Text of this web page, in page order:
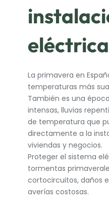
eléctrica
La primavera en
temperaturas más
También es una
intensas, lluvias
de temperatura que
directamente a la
viviendas y negocios.
Proteger el sistema
tormentas
cortocircuitos, daños
averías costosas.